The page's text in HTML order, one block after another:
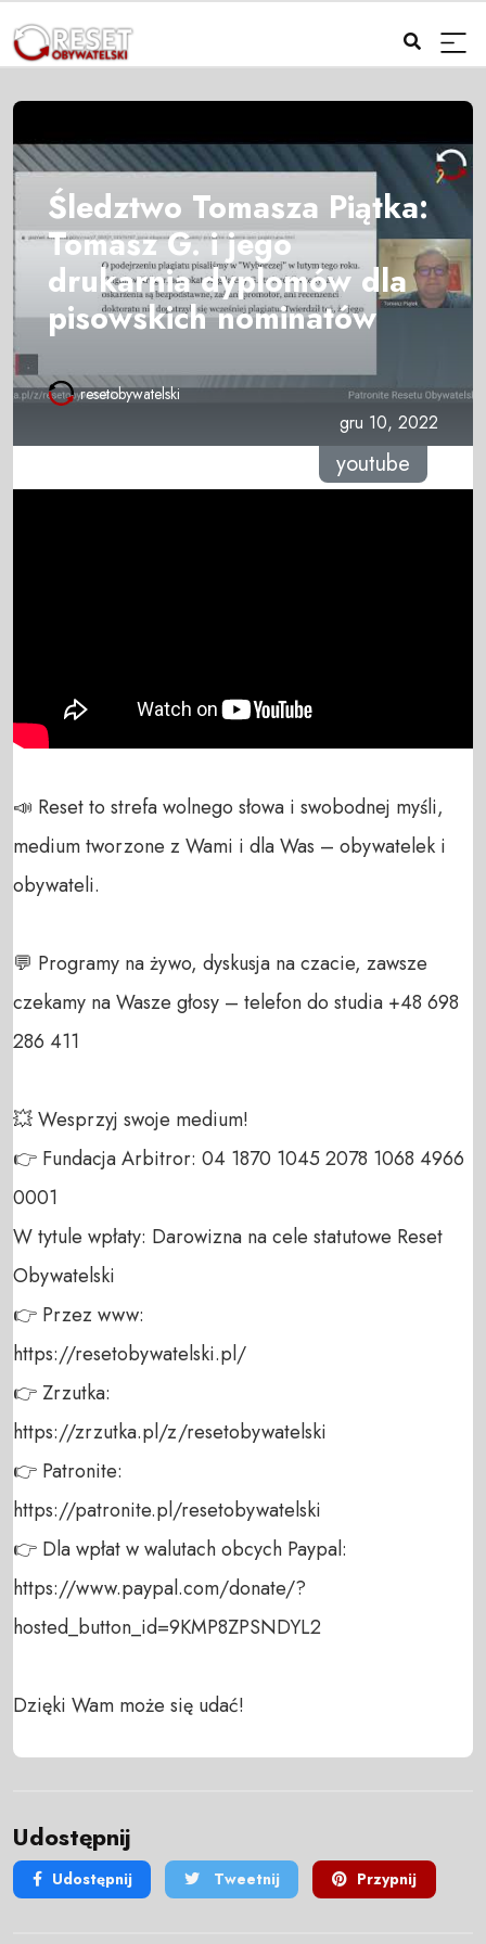
Śledztwo Tomasza Piątka:
Tomasz G. i jego
drukarnia dyplomów dla
pisowskich nominatów
resetobywatelski
gru 10, 2022
youtube
📣 Reset to strefa wolnego słowa i swobodnej myśli,
medium tworzone z Wami i dla Was – obywatelek i
obywateli.
💬 Programy na żywo, dyskusja na czacie, zawsze
czekamy na Wasze głosy – telefon do studia +48 698
286 411
💥 Wesprzyj swoje medium!
👉 Fundacja Arbitror: 04 1870 1045 2078 1068 4966
0001
W tytule wpłaty: Darowizna na cele statutowe Reset
Obywatelski
👉 Przez www:
https://resetobywatelski.pl/
👉 Zrzutka:
https://zrzutka.pl/z/resetobywatelski
👉 Patronite:
https://patronite.pl/resetobywatelski
👉 Dla wpłat w walutach obcych Paypal:
https://www.paypal.com/donate/?
hosted_button_id=9KMP8ZPSNDYL2
Dzięki Wam może się udać!
Udostępnij
Udostępnij Tweetnij Przypnij